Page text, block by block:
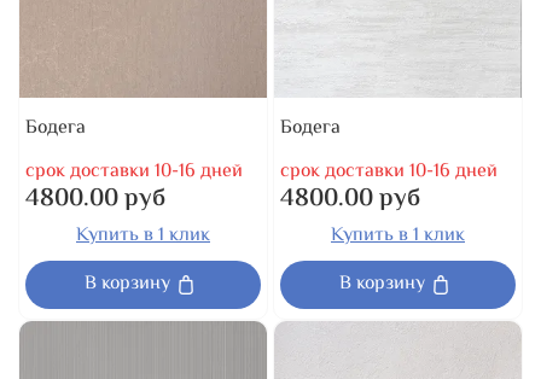
Бодега
срок доставки 10-16 дней
4800.00 руб
Купить в 1 клик
В корзину
Бодега
срок доставки 10-16 дней
4800.00 руб
Купить в 1 клик
В корзину